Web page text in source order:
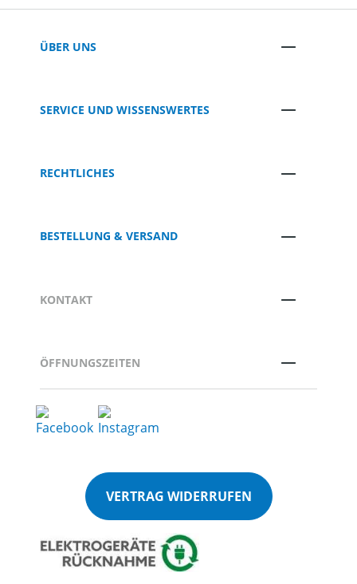
ÜBER UNS
SERVICE UND WISSENSWERTES
RECHTLICHES
BESTELLUNG & VERSAND
KONTAKT
ÖFFNUNGSZEITEN
VERTRAG WIDERRUFEN